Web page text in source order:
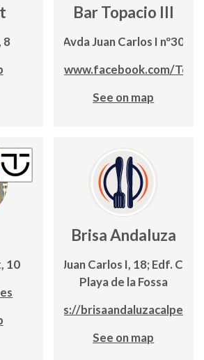
8
Bar Topacio III
Avda Juan Carlos I nº30
https://www.facebook.com/
See on map
10
Brisa Andaluza
Avda. Juan Carlos I, 18; Edf.
Playa de la Fossa
https://
See on map